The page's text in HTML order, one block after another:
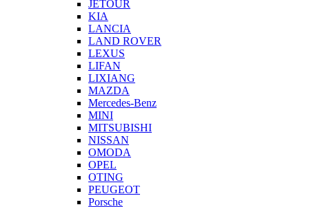
JETOUR
KIA
LANCIA
LAND ROVER
LEXUS
LIFAN
LIXIANG
MAZDA
Mercedes-Benz
MINI
MITSUBISHI
NISSAN
OMODA
OPEL
OTING
PEUGEOT
Porsche